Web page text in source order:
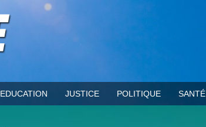
EDUCATION JUSTICE POLITIQUE SANTÉ